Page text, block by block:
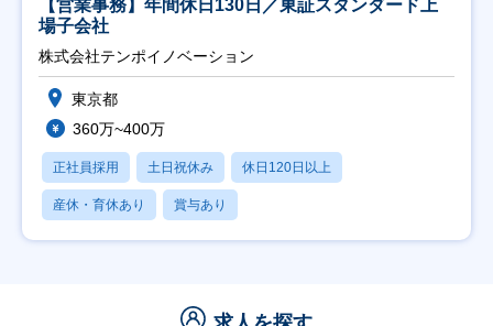
【営業事務】年間休日130日／東証スタンダード上
場子会社
株式会社テンポイノベーション
東京都
360万~400万
正社員採用 土日祝休み 休日120日以上
産休・育休あり 賞与あり